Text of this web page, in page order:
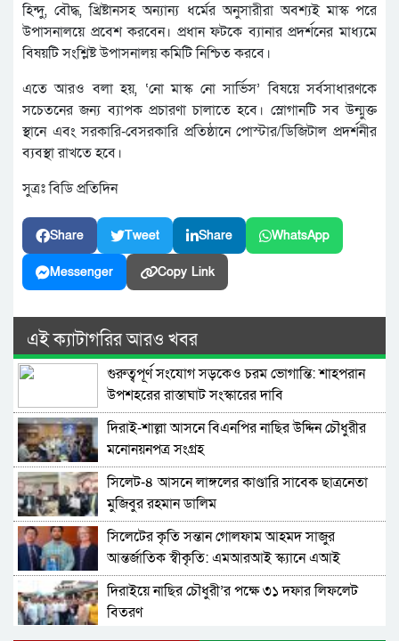
হিন্দু, বৌদ্ধ, খ্রিষ্টানসহ অন্যান্য ধর্মের অনুসারীরা অবশ্যই মাস্ক পরে
উপাসনালয়ে প্রবেশ করবেন। প্রধান ফটকে ব্যানার প্রদর্শনের মাধ্যমে
বিষয়টি সংশ্লিষ্ট উপাসনালয় কমিটি নিশ্চিত করবে।
এতে আরও বলা হয়, ‘নো মাস্ক নো সার্ভিস’ বিষয়ে সর্বসাধারণকে
সচেতনের জন্য ব্যাপক প্রচারণা চালাতে হবে। স্লোগানটি সব উন্মুক্ত
স্থানে এবং সরকারি-বেসরকারি প্রতিষ্ঠানে পোস্টার/ডিজিটাল প্রদর্শনীর
ব্যবস্থা রাখতে হবে।
সুত্রঃ বিডি প্রতিদিন
Share Tweet Share WhatsApp
Messenger Copy Link
এই ক্যাটাগরির আরও খবর
গুরুত্বপূর্ণ সংযোগ সড়কেও চরম ভোগান্তি: শাহপরান
উপশহরের রাস্তাঘাট সংস্কারের দাবি
দিরাই-শাল্লা আসনে বিএনপির নাছির উদ্দিন চৌধুরীর
মনোনয়নপত্র সংগ্রহ
সিলেট-৪ আসনে লাঙ্গলের কাণ্ডারি সাবেক ছাত্রনেতা
মুজিবুর রহমান ডালিম
সিলেটের কৃতি সন্তান গোলফাম আহমদ সাজুর
আন্তর্জাতিক স্বীকৃতি: এমআরআই স্ক্যানে এআই
প্রয়োগে পিএইচডি অর্জন
দিরাইয়ে নাছির চৌধুরী’র পক্ষে ৩১ দফার লিফলেট
বিতরণ